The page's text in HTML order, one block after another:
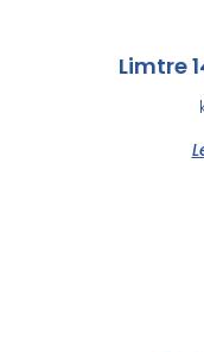
Limtre